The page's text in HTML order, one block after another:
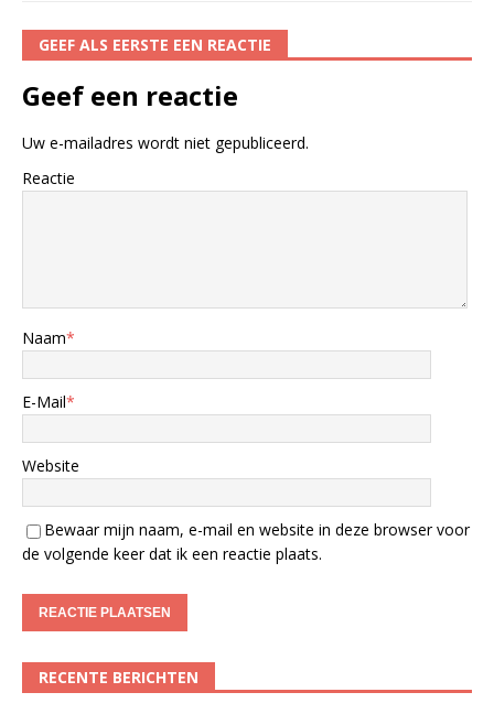
GEEF ALS EERSTE EEN REACTIE
Geef een reactie
Uw e-mailadres wordt niet gepubliceerd.
Reactie
Naam*
E-Mail*
Website
Bewaar mijn naam, e-mail en website in deze browser voor
de volgende keer dat ik een reactie plaats.
RECENTE BERICHTEN